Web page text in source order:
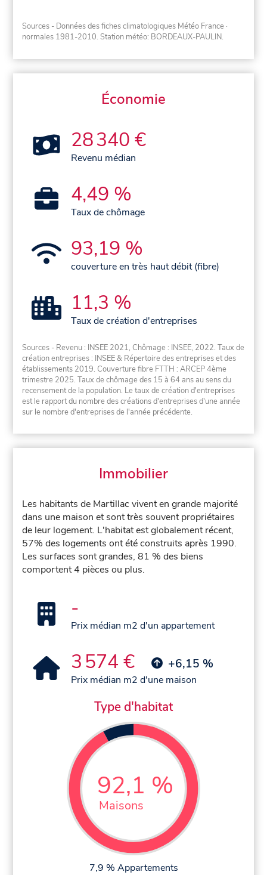
Sources - Données des fiches climatologiques Météo France ·
normales 1981-2010. Station météo: BORDEAUX-PAULIN.
Économie
28 340 €
Revenu médian
4,49 %
Taux de chômage
93,19 %
couverture en très haut débit (fibre)
11,3 %
Taux de création d'entreprises
Sources - Revenu : INSEE 2021, Chômage : INSEE, 2022. Taux de
création entreprises : INSEE & Répertoire des entreprises et des
établissements 2019. Couverture fibre FTTH : ARCEP 4ème
trimestre 2025. Taux de chômage des 15 à 64 ans au sens du
recensement de la population. Le taux de création d'entreprises
est le rapport du nombre des créations d'entreprises d'une année
sur le nombre d'entreprises de l'année précédente.
Immobilier
Les habitants de Martillac vivent en grande majorité
dans une maison et sont très souvent propriétaires
de leur logement. L'habitat est globalement récent,
57% des logements ont été construits après 1990.
Les surfaces sont grandes, 81 % des biens
comportent 4 pièces ou plus.
-
Prix médian m2 d'un appartement
3 574 € +6,15 %
Prix médian m2 d'une maison
Type d'habitat
92,1 %
Maisons
7,9 % Appartements